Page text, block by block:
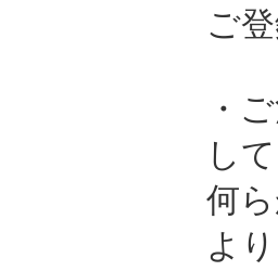
ご
・
し
何
よ